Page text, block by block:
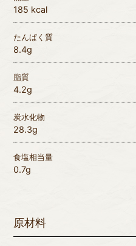
185 kcal
たんぱく質
8.4g
脂質
4.2g
炭水化物
28.3g
食塩相当量
0.7g
原材料